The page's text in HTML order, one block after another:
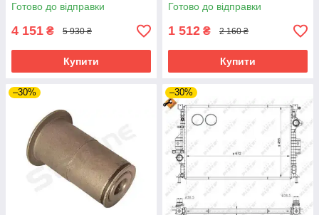
Готово до відправки
4 151 ₴ 5 930 ₴
Купити
Готово до відправки
1 512 ₴ 2 160 ₴
Купити
–30% –30%